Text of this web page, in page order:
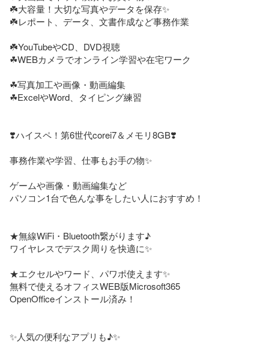
☘️大容量！大切な写真やデータを保存✨️
☘️レポート、データ、文書作成など事務作業
☘️YouTubeやCD、DVD視聴
☘WEBカメラでオンライン学習や在宅ワーク
☘写真加工や画像・動画編集
☘ExcelやWord、タイピング練習
❣️ハイスペ！第6世代corei7＆メモリ8GB❣️
事務作業や学習、仕事もお手の物✨
ゲームや画像・動画編集など
パソコン1台で色んな事をしたい人におすすめ！
★無線WiFi・Bluetooth繋がります♪
ワイヤレスでデスク周りを快適に✨️
★エクセルやワード、パワポ使えます✨
無料で使えるオフィスWEB版Microsoft365
OpenOfficeインストール済み！
✨人気の便利なアプリも♪✨